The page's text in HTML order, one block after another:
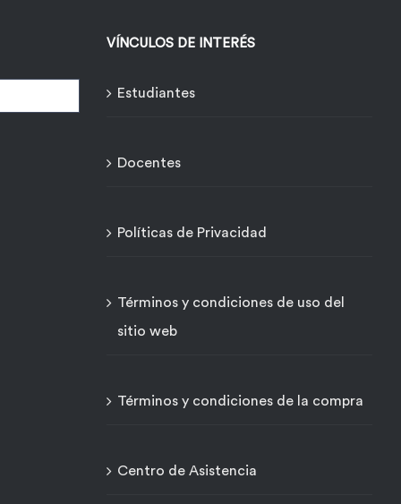
VÍNCULOS DE INTERÉS
Estudiantes
Docentes
Políticas de Privacidad
Términos y condiciones de uso del
sitio web
Términos y condiciones de la compra
Centro de Asistencia